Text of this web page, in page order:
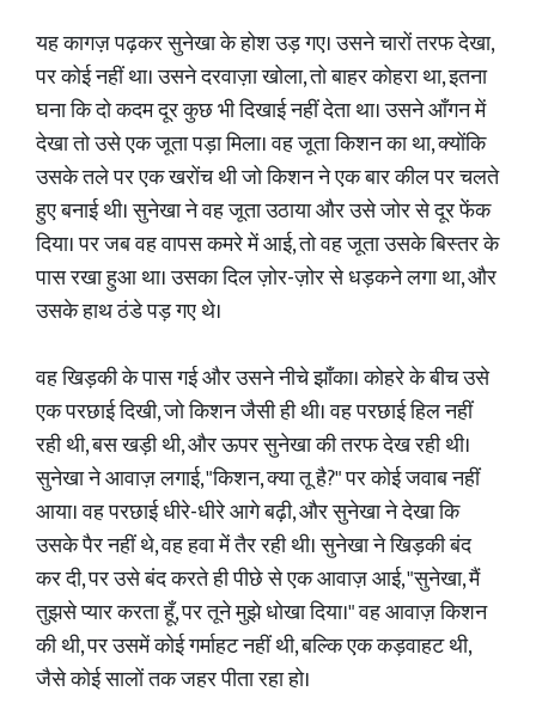
यह कागज़ पढ़कर सुनेखा के होश उड़ गए। उसने चारों तरफ देखा,
पर कोई नहीं था। उसने दरवाज़ा खोला, तो बाहर कोहरा था, इतना
घना कि दो कदम दूर कुछ भी दिखाई नहीं देता था। उसने आँगन में
देखा तो उसे एक जूता पड़ा मिला। वह जूता किशन का था, क्योंकि
उसके तले पर एक खरोंच थी जो किशन ने एक बार कील पर चलते
हुए बनाई थी। सुनेखा ने वह जूता उठाया और उसे जोर से दूर फेंक
दिया। पर जब वह वापस कमरे में आई, तो वह जूता उसके बिस्तर के
पास रखा हुआ था। उसका दिल ज़ोर-ज़ोर से धड़कने लगा था, और
उसके हाथ ठंडे पड़ गए थे।
वह खिड़की के पास गई और उसने नीचे झाँका। कोहरे के बीच उसे
एक परछाई दिखी, जो किशन जैसी ही थी। वह परछाई हिल नहीं
रही थी, बस खड़ी थी, और ऊपर सुनेखा की तरफ देख रही थी।
सुनेखा ने आवाज़ लगाई, "किशन, क्या तू है?" पर कोई जवाब नहीं
आया। वह परछाई धीरे-धीरे आगे बढ़ी, और सुनेखा ने देखा कि
उसके पैर नहीं थे, वह हवा में तैर रही थी। सुनेखा ने खिड़की बंद
कर दी, पर उसे बंद करते ही पीछे से एक आवाज़ आई, "सुनेखा, मैं
तुझसे प्यार करता हूँ, पर तूने मुझे धोखा दिया।" वह आवाज़ किशन
की थी, पर उसमें कोई गर्माहट नहीं थी, बल्कि एक कड़वाहट थी,
जैसे कोई सालों तक जहर पीता रहा हो।